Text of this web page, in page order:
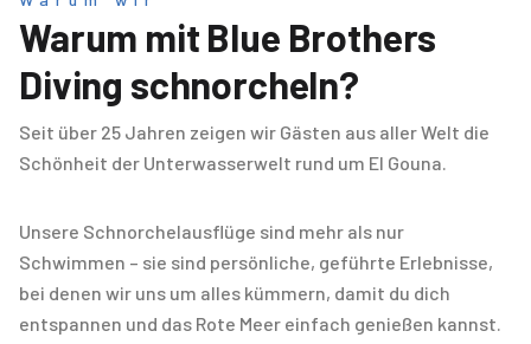
Warum mit Blue Brothers
Diving schnorcheln?
Seit über 25 Jahren zeigen wir Gästen aus aller Welt die
Schönheit der Unterwasserwelt rund um El Gouna.
Unsere Schnorchelausflüge sind mehr als nur
Schwimmen – sie sind persönliche, geführte Erlebnisse,
bei denen wir uns um alles kümmern, damit du dich
entspannen und das Rote Meer einfach genießen kannst.